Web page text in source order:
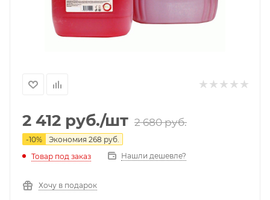
2 412 руб./шт 2 680руб.
-10% Экономия 268 руб.
Товар под заказ
Нашли дешевле?
Хочу в подарок